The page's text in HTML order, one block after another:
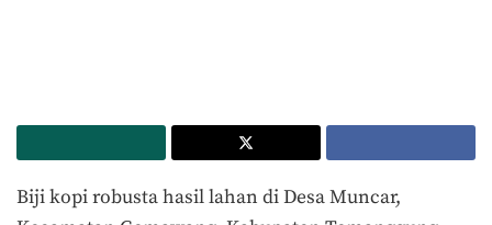
Biji kopi robusta hasil lahan di Desa Muncar,